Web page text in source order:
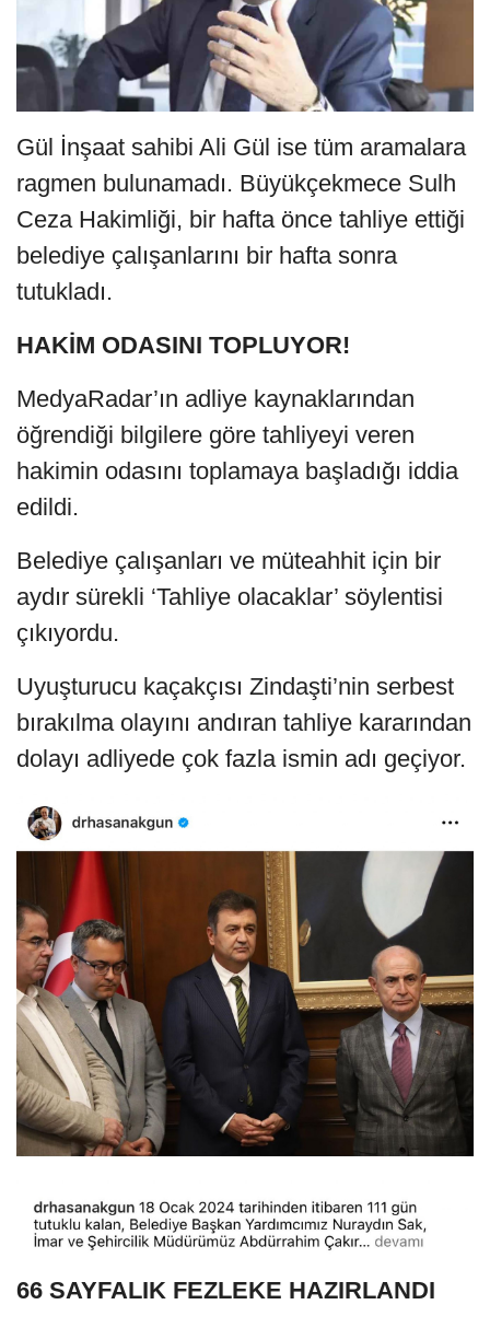
Gül İnşaat sahibi Ali Gül ise tüm aramalara
ragmen bulunamadı. Büyükçekmece Sulh
Ceza Hakimliği, bir hafta önce tahliye ettiği
belediye çalışanlarını bir hafta sonra
tutukladı.
HAKİM ODASINI TOPLUYOR!
MedyaRadar’ın adliye kaynaklarından
öğrendiği bilgilere göre tahliyeyi veren
hakimin odasını toplamaya başladığı iddia
edildi.
Belediye çalışanları ve müteahhit için bir
aydır sürekli ‘Tahliye olacaklar’ söylentisi
çıkıyordu.
Uyuşturucu kaçakçısı Zindaşti’nin serbest
bırakılma olayını andıran tahliye kararından
dolayı adliyede çok fazla ismin adı geçiyor.
66 SAYFALIK FEZLEKE HAZIRLANDI